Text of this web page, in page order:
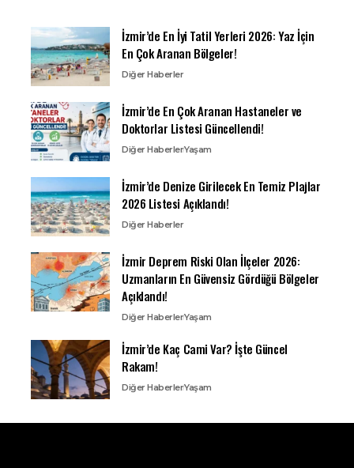
İzmir’de En İyi Tatil Yerleri 2026: Yaz İçin
En Çok Aranan Bölgeler!
Diğer Haberler
İzmir’de En Çok Aranan Hastaneler ve
Doktorlar Listesi Güncellendi!
Diğer HaberlerYaşam
İzmir’de Denize Girilecek En Temiz Plajlar
2026 Listesi Açıklandı!
Diğer Haberler
İzmir Deprem Riski Olan İlçeler 2026:
Uzmanların En Güvensiz Gördüğü Bölgeler
Açıklandı!
Diğer HaberlerYaşam
İzmir’de Kaç Cami Var? İşte Güncel
Rakam!
Diğer HaberlerYaşam